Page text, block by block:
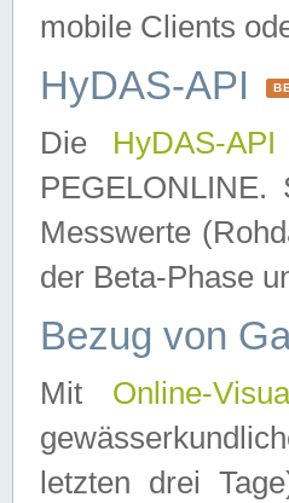
mobile Clients
HyDAS-API
Die HyDAS-API
Messwerte
der Beta-Phase
Bezug von
Mit Online-
letzten drei